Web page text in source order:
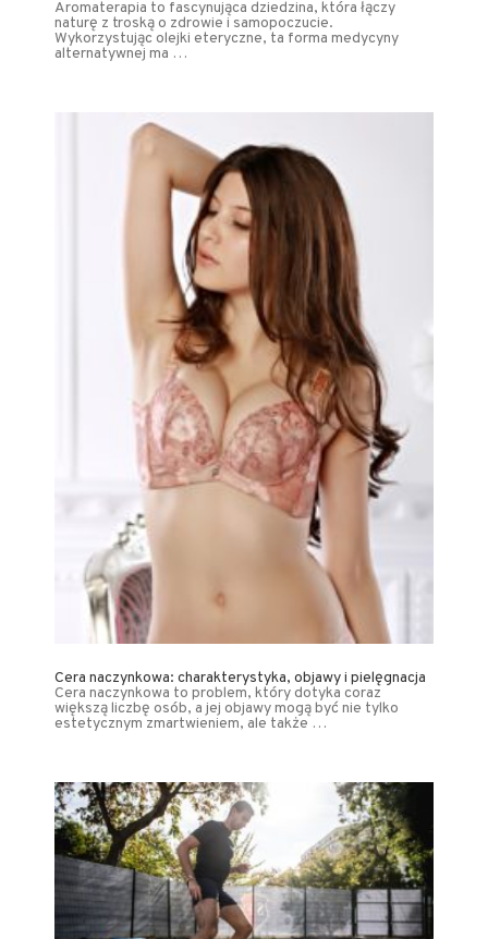
Aromaterapia to fascynująca dziedzina, która łączy
naturę z troską o zdrowie i samopoczucie.
Wykorzystując olejki eteryczne, ta forma medycyny
alternatywnej ma …
Cera naczynkowa: charakterystyka, objawy i pielęgnacja
Cera naczynkowa to problem, który dotyka coraz
większą liczbę osób, a jej objawy mogą być nie tylko
estetycznym zmartwieniem, ale także …